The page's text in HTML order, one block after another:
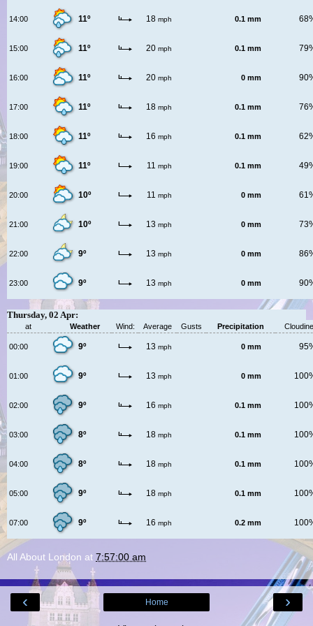
14:00 11º 18 mph 0.1 mm
15:00 11º 20 mph 0.1 mm
16:00 11º 20 mph 0 mm
17:00 11º 18 mph 0.1 mm
18:00 11º 16 mph 0.1 mm
19:00 11º 11 mph 0.1 mm
20:00 10º 11 mph 0 mm
21:00 10º 13 mph 0 mm
22:00 9º 13 mph 0 mm
23:00 9º 13 mph 0 mm
Thursday, 02 Apr:
at Weather Wind: Average Gusts Precipitation
00:00 9º 13 mph 0 mm
01:00 9º 13 mph 0 mm
02:00 9º 16 mph 0.1 mm
03:00 8º 18 mph 0.1 mm
04:00 8º 18 mph 0.1 mm
05:00 9º 18 mph 0.1 mm
07:00 9º 16 mph 0.2 mm
All About London at 7:57:00 am
‹ ›
Home